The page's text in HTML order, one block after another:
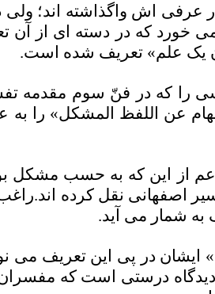
عرفی اش واگذاشته اند؛
خورد که در دسته ای از آن
یک علم» تعریف شده است.
که در فنّ سوم مقدمه
عن اللفظ المشکل» را
از این که به حسب مشکل
اصفهانی نقل کرده
به شمار می آید.
در پی این تعریف می
درستی است که